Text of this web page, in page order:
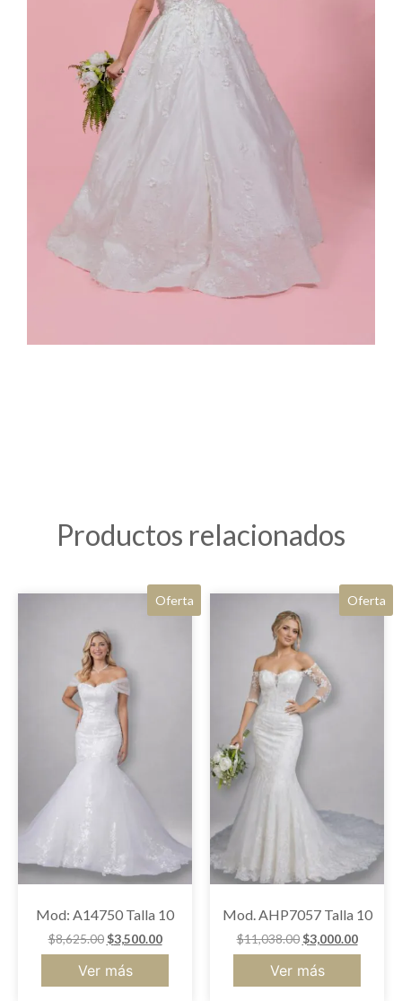
Productos relacionados
Oferta
Mod: A14750 Talla 10
$8,625.00 $3,500.00
Ver más
Oferta
Mod. AHP7057 Talla 10
$11,038.00 $3,000.00
Ver más